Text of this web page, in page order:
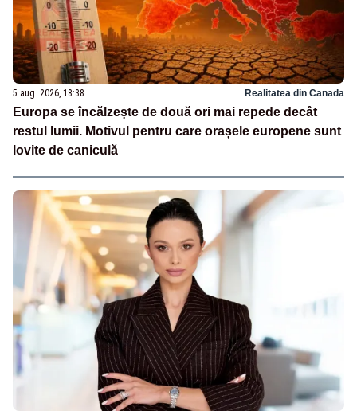
5 aug. 2026, 18:38 Realitatea din Canada
Europa se încălzește de două ori mai repede decât
restul lumii. Motivul pentru care orașele europene sunt
lovite de caniculă